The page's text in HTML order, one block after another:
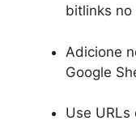
bitlinks no
Adicione
Google
Use